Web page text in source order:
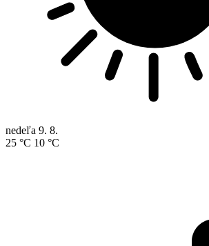
nedeľa 9. 8.
25 °C 10 °C